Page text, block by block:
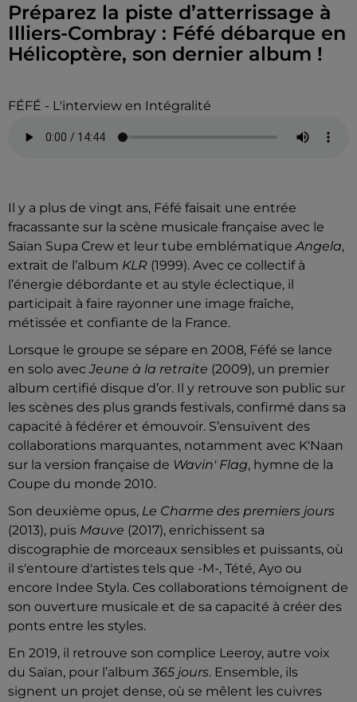
Préparez la piste d’atterrissage à
Illiers-Combray : Féfé débarque en
Hélicoptère, son dernier album !
FÉFÉ - L'interview en Intégralité
Il y a plus de vingt ans, Féfé faisait une entrée
fracassante sur la scène musicale française avec le
Saïan Supa Crew et leur tube emblématiqueAngela,
extrait de l’album KLR (1999). Avec ce collectif à
l’énergie débordante et au style éclectique, il
participait à faire rayonner une image fraîche,
métissée et confiante de la France.
Lorsque le groupe se sépare en 2008, Féfé se lance
en solo avecJeune à la retraite (2009), un premier
album certifié disque d’or. Il y retrouve son public sur
les scènes des plus grands festivals, confirmé dans sa
capacité à fédérer et émouvoir. S’ensuivent des
collaborations marquantes, notamment avec K'Naan
sur la version française de Wavin' Flag, hymne de la
Coupe du monde 2010.
Son deuxième opus, Le Charme des premiers jours
(2013), puis Mauve (2017), enrichissent sa
discographie de morceaux sensibles et puissants, où
il s'entoure d'artistes tels que -M-, Tété, Ayo ou
encore Indee Styla. Ces collaborations témoignent de
son ouverture musicale et de sa capacité à créer des
ponts entre les styles.
En 2019, il retrouve son complice Leeroy, autre voix
du Saïan, pour l’album 365 jours. Ensemble, ils
signent un projet dense, où se mêlent les cuivres